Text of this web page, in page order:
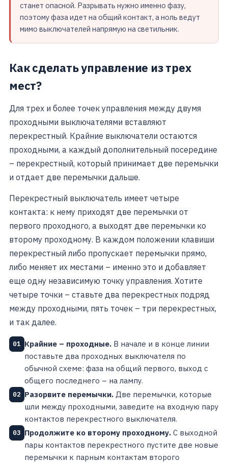
станет опасной. Разрывать нужно именно фазу,
поэтому фаза идет на общий контакт, а ноль ведут
мимо выключателей напрямую на светильник.
Как сделать управление из трех
мест?
Для трех и более точек управления между двумя
проходными выключателями вставляют
перекрестный. Крайние выключатели остаются
проходными, а каждый дополнительный посередине
– перекрестный, который принимает две перемычки
и отдает две перемычки дальше.
Перекрестный выключатель имеет четыре
контакта: к нему приходят две перемычки от
первого проходного, а выходят две перемычки ко
второму проходному. В каждом положении клавиши
перекрестный либо пропускает перемычки прямо,
либо меняет их местами – именно это и добавляет
еще одну независимую точку управления. Хотите
четыре точки – ставьте два перекрестных подряд
между проходными, пять точек – три перекрестных,
и так далее.
01 Крайние – проходные. В начале и в конце линии
поставьте два проходных выключателя по
обычной схеме: фаза на общий первого, выход с
общего последнего – на лампу.
02 Разорвите перемычки. Две перемычки, которые
шли между проходными, заведите на входную пару
контактов перекрестного выключателя.
03 Продолжите ко второму проходному. С выходной
пары контактов перекрестного пустите две новые
перемычки к парным контактам второго